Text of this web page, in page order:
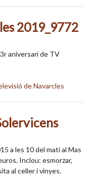
2019_9772
aniversari de TV
de Navarcles
a les 10 del matí al Mas
Inclou: esmorzar,
al celler i vinyes.